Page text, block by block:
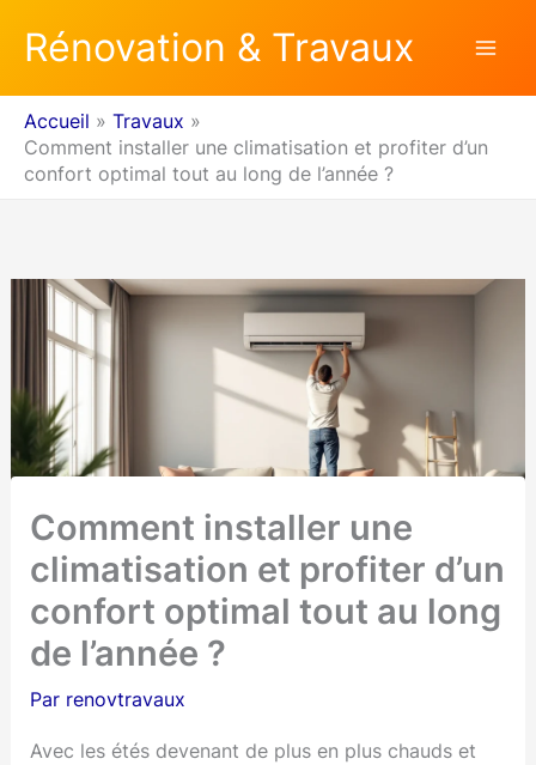
Rénovation & Travaux
Accueil
Travaux
Comment installer une climatisation et profiter d’un
confort optimal tout au long de l’année ?
Comment installer une
climatisation et profiter d’un
confort optimal tout au long
de l’année ?
Par renovtravaux
Avec les étés devenant de plus en plus chauds et